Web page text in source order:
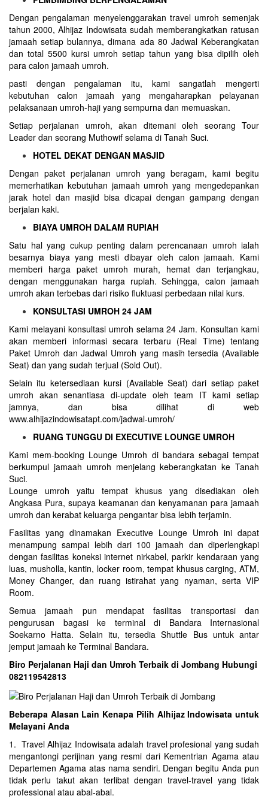
Dengan pengalaman menyelenggarakan travel umroh semenjak
tahun 2000, Alhijaz Indowisata sudah memberangkatkan ratusan
jamaah setiap bulannya, dimana ada 80 Jadwal Keberangkatan
dan total 5500 kursi umroh setiap tahun yang bisa dipilih oleh
para calon jamaah umroh.
pasti dengan pengalaman itu, kami sangatlah mengerti
kebutuhan calon jamaah yang mengaharapkan pelayanan
pelaksanaan umroh-haji yang sempurna dan memuaskan.
Setiap perjalanan umroh, akan ditemani oleh seorang Tour
Leader dan seorang Muthowif selama di Tanah Suci.
HOTEL DEKAT DENGAN MASJID
Dengan paket perjalanan umroh yang beragam, kami begitu
memerhatikan kebutuhan jamaah umroh yang mengedepankan
jarak hotel dan masjid bisa dicapai dengan gampang dengan
berjalan kaki.
BIAYA UMROH DALAM RUPIAH
Satu hal yang cukup penting dalam perencanaan umroh ialah
besarnya biaya yang mesti dibayar oleh calon jamaah. Kami
memberi harga paket umroh murah, hemat dan terjangkau,
dengan menggunakan harga rupiah. Sehingga, calon jamaah
umroh akan terbebas dari risiko fluktuasi perbedaan nilai kurs.
KONSULTASI UMROH 24 JAM
Kami melayani konsultasi umroh selama 24 Jam. Konsultan kami
akan memberi informasi secara terbaru (Real Time) tentang
Paket Umroh dan Jadwal Umroh yang masih tersedia (Available
Seat) dan yang sudah terjual (Sold Out).
Selain itu ketersediaan kursi (Available Seat) dari setiap paket
umroh akan senantiasa di-update oleh team IT kami setiap
jamnya, dan bisa dilihat di web
www.alhijazindowisatapt.com/jadwal-umroh/
RUANG TUNGGU DI EXECUTIVE LOUNGE UMROH
Kami mem-booking Lounge Umroh di bandara sebagai tempat
berkumpul jamaah umroh menjelang keberangkatan ke Tanah
Suci.
Lounge umroh yaitu tempat khusus yang disediakan oleh
Angkasa Pura, supaya keamanan dan kenyamanan para jamaah
umroh dan kerabat keluarga pengantar bisa lebih terjamin.
Fasilitas yang dinamakan Executive Lounge Umroh ini dapat
menampung sampai lebih dari 100 jamaah dan diperlengkapi
dengan fasilitas koneksi internet nirkabel, parkir kendaraan yang
luas, musholla, kantin, locker room, tempat khusus carging, ATM,
Money Changer, dan ruang istirahat yang nyaman, serta VIP
Room.
Semua jamaah pun mendapat fasilitas transportasi dan
pengurusan bagasi ke terminal di Bandara Internasional
Soekarno Hatta. Selain itu, tersedia Shuttle Bus untuk antar
jemput jamaah ke Terminal Bandara.
Biro Perjalanan Haji dan Umroh Terbaik di Jombang Hubungi
082119542813
Beberapa Alasan Lain Kenapa Pilih Alhijaz Indowisata untuk
Melayani Anda
1. Travel Alhijaz Indowisata adalah travel profesional yang sudah
mengantongi perijinan yang resmi dari Kementrian Agama atau
Departemen Agama atas nama sendiri. Dengan begitu Anda pun
tidak perlu takut akan terlibat dengan travel-travel yang tidak
professional atau abal-abal.